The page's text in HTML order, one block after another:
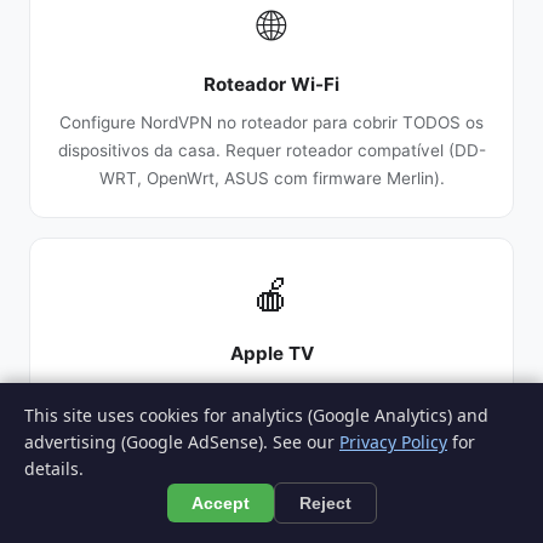
🌐
Roteador Wi-Fi
Configure NordVPN no roteador para cobrir TODOS os
dispositivos da casa. Requer roteador compatível (DD-
WRT, OpenWrt, ASUS com firmware Merlin).
🍎
Apple TV
configurações de rede da Apple TV) ou configure a
VPN no roteador. A Apple TV 4K não tem app NordVPN
This site uses cookies for analytics (Google Analytics) and
advertising (Google AdSense). See our Privacy Policy for
details.
Accept Reject